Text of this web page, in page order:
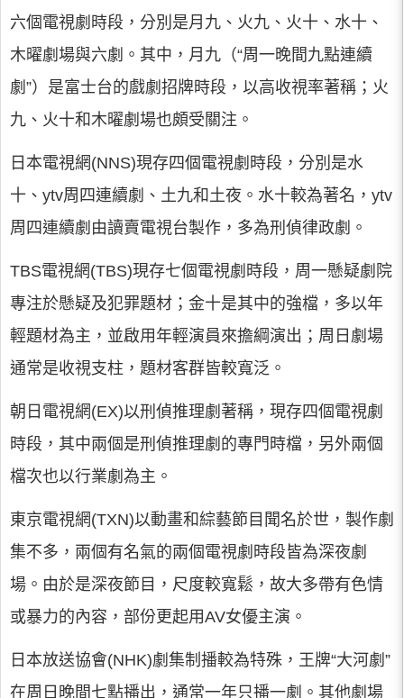
六個電視劇時段，分別是月九、火九、火十、水十、
木曜劇場與六劇。其中，月九（“周一晚間九點連續
劇”）是富士台的戲劇招牌時段，以高收視率著稱；火
九、火十和木曜劇場也頗受關注。
日本電視網(NNS)現存四個電視劇時段，分別是水
十、ytv周四連續劇、土九和土夜。水十較為著名，ytv
周四連續劇由讀賣電視台製作，多為刑偵律政劇。
TBS電視網(TBS)現存七個電視劇時段，周一懸疑劇院
專注於懸疑及犯罪題材；金十是其中的強檔，多以年
輕題材為主，並啟用年輕演員來擔綱演出；周日劇場
通常是收視支柱，題材客群皆較寬泛。
朝日電視網(EX)以刑偵推理劇著稱，現存四個電視劇
時段，其中兩個是刑偵推理劇的專門時檔，另外兩個
檔次也以行業劇為主。
東京電視網(TXN)以動畫和綜藝節目聞名於世，製作劇
集不多，兩個有名氣的兩個電視劇時段皆為深夜劇
場。由於是深夜節目，尺度較寬鬆，故大多帶有色情
或暴力的內容，部份更起用AV女優主演。
日本放送協會(NHK)劇集制播較為特殊，王牌“大河劇”
在周日晚間七點播出，通常一年只播一劇。其他劇場